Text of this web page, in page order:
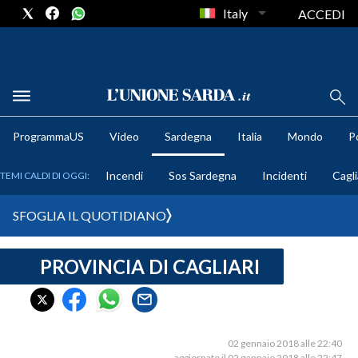
METEO
CRONACA SARDEGNA
CAGLIARI
Italy ACCEDI
ProgrammaUS Video Sardegna Italia Mondo
TEMI CALDI DI OGGI: Incendi Sos Sardegna Incidenti
SFOGLIA IL QUOTIDIANO
PROVINCIA DI CAGLIARI
02 gennaio 2018 alle 22:40